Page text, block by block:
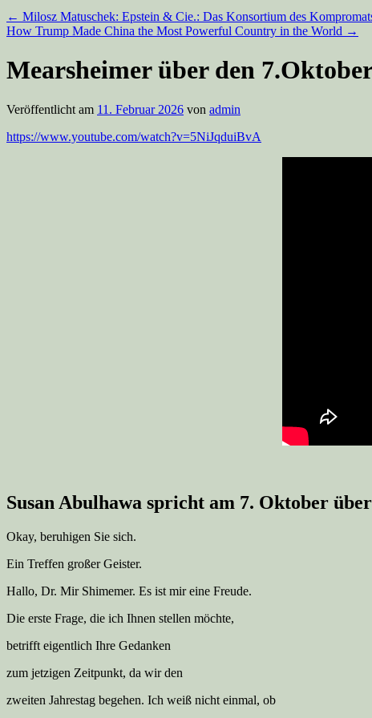
← Milosz Matuschek: Epstein & Cie.: Das Konsortium des
How Trump Made China the Most Powerful Country in the World →
Mearsheimer über den
Veröffentlicht am 11. Februar 2026 von admin
https://www.youtube.com/watch?v=5NiJqduiBvA
Susan Abulhawa spricht am 7. Oktober
Okay, beruhigen Sie sich.
Ein Treffen großer Geister.
Hallo, Dr. Mir Shimemer. Es ist mir eine Freude.
Die erste Frage, die ich Ihnen stellen möchte,
betrifft eigentlich Ihre Gedanken
zum jetzigen Zeitpunkt, da wir den
zweiten Jahrestag begehen. Ich weiß nicht einmal, ob